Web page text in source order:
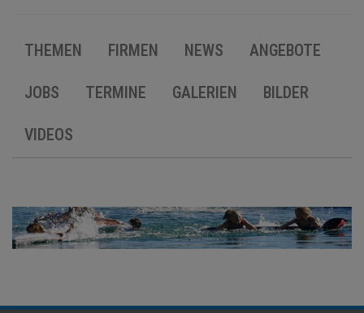
TERMINE
ANGEBOTE
JOBS
KONTAKT
THEMEN FIRMEN NEWS ANGEBOTE
JOBS TERMINE GALERIEN BILDER
VIDEOS